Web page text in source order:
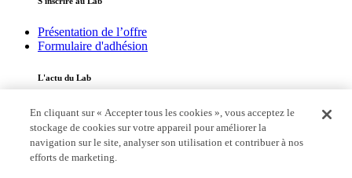
Présentation de l’offre
Formulaire d'adhésion
L'actu du Lab
Toute l'actualité
L’adhérent du mois
Annuaire
En cliquant sur « Accepter tous les cookies », vous acceptez le
stockage de cookies sur votre appareil pour améliorer la
navigation sur le site, analyser son utilisation et contribuer à nos
efforts de marketing.